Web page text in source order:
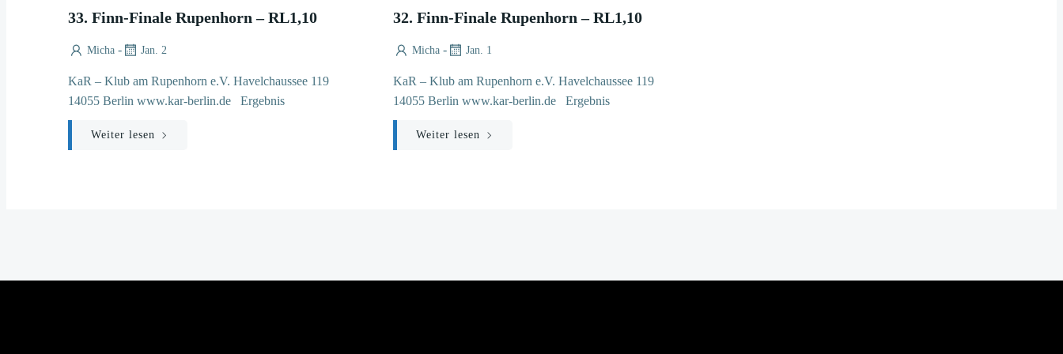
33. Finn-Finale Rupenhorn – RL1,10
Micha - Jan. 2
KaR – Klub am Rupenhorn e.V. Havelchaussee 119
14055 Berlin www.kar-berlin.de Ergebnis
Weiter lesen
32. Finn-Finale Rupenhorn – RL1,10
Micha - Jan. 1
KaR – Klub am Rupenhorn e.V. Havelchaussee 119
14055 Berlin www.kar-berlin.de Ergebnis
Weiter lesen